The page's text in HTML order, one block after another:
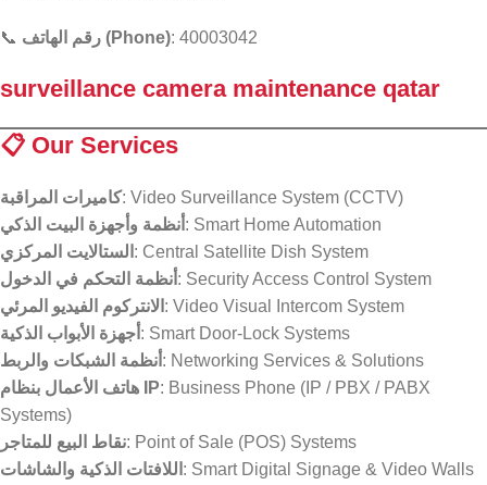
📞 رقم الهاتف (Phone): 40003042
surveillance camera maintenance qatar
📋 Our Services
كاميرات المراقبة: Video Surveillance System (CCTV)
أنظمة وأجهزة البيت الذكي : Smart Home Automation
الستالايت المركزي : Central Satellite Dish System
أنظمة التحكم في الدخول : Security Access Control System
الانتركوم الفيديو المرئي : Video Visual Intercom System
أجهزة الأبواب الذكية : Smart Door-Lock Systems
أنظمة الشبكات والربط : Networking Services & Solutions
هاتف الأعمال بنظام IP: Business Phone (IP / PBX / PABX
Systems)
نقاط البيع للمتاجر: Point of Sale (POS) Systems
اللافتات الذكية والشاشات : Smart Digital Signage & Video Walls